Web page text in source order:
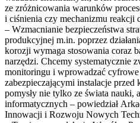
ze zróżnicowania warunków
i ciśnienia czy mechanizmu reakcji
– Wzmacnianie bezpieczeństwa
produkcyjnej m.in. poprzez
korozji wymaga stosowania coraz
narzędzi. Chcemy systematycznie
monitoringu i wprowadzać cyfrowe
zabezpieczającymi instalacje
pomysły nie tylko ze świata nauki,
informatycznych – powiedział
Innowacji i Rozwoju Nowych